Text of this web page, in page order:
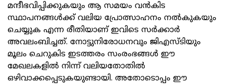
മന്ദീഭവിപ്പിക്കുകയും ആ സമയം വൻകിട
സ്ഥാപനങ്ങൾക്ക് വലിയ പ്രോത്സാഹനം നൽകുകയും
ചെയ്യുക എന്ന രീതിയാണ് ഇവിടെ സർക്കാർ
അവലംബിച്ചത്. നോട്ടുനിരോധനവും ജിഎസ്‌ടിയും
മൂലം ചെറുകിട ഇടത്തരം സംരംഭങ്ങൾ ഈ
മേഖലകളിൽ നിന്ന് വലിയതോതിൽ
ഒഴിവാക്കപ്പെടുകയുണ്ടായി. അതോടൊപ്പം ഈ